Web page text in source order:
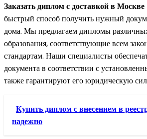
Заказать диплом с доставкой в Москве
быстрый способ получить нужный
дома. Мы предлагаем дипломы
образования, соответствующие всем
стандартам. Наши специалисты
документа в соответствии с
также гарантируют его юридическую
Купить диплом с внесением в
надежно